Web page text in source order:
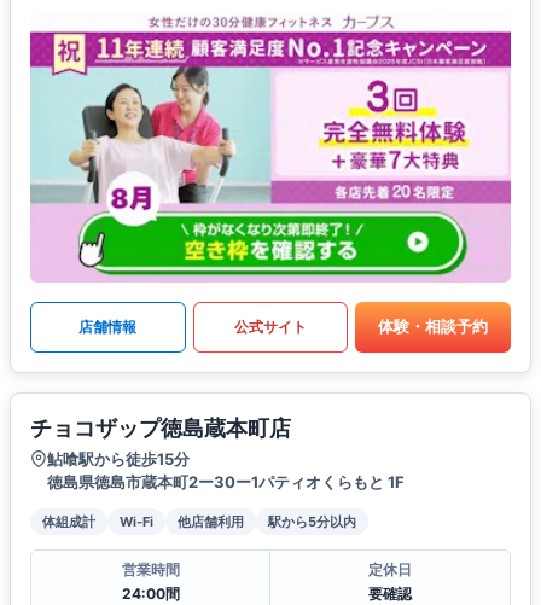
店舗情報 公式サイト 体験・相談予約
チョコザップ徳島蔵本町店
鮎喰駅から徒歩15分
徳島県徳島市蔵本町2ー30ー1パティオくらもと 1F
体組成計 Wi-Fi 他店舗利用 駅から5分以内
営業時間
24:00間
定休日
要確認